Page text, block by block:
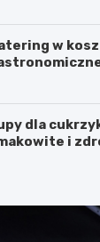
w
dla
i